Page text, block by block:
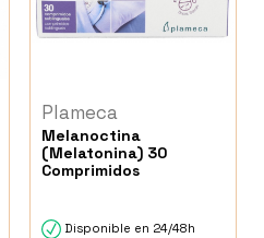
Plameca
Melanoctina
(Melatonina) 30
Comprimidos
Disponible en 24/48h